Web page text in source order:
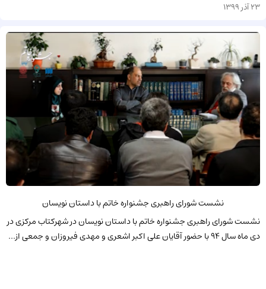
23 آذر 1399
نشست شورای راهبری جشنواره خاتم با داستان نویسان
نشست شورای راهبری جشنواره خاتم با داستان نویسان در شهرکتاب مرکزی در
دی ماه سال 94 با حضور آقایان علی اکبر اشعری و مهدی فیروزان و جمعی از...